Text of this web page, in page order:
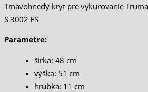
Tmavohnedý kryt pre vykurovanie
S 3002 FS
Parametre:
šírka: 48 cm
výška: 51 cm
hrúbka: 11 cm